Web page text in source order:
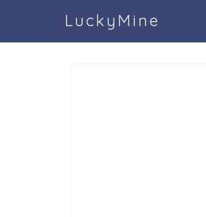
LuckyMine